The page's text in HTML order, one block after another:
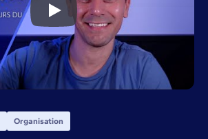
Pourquoi créer des
Organisation